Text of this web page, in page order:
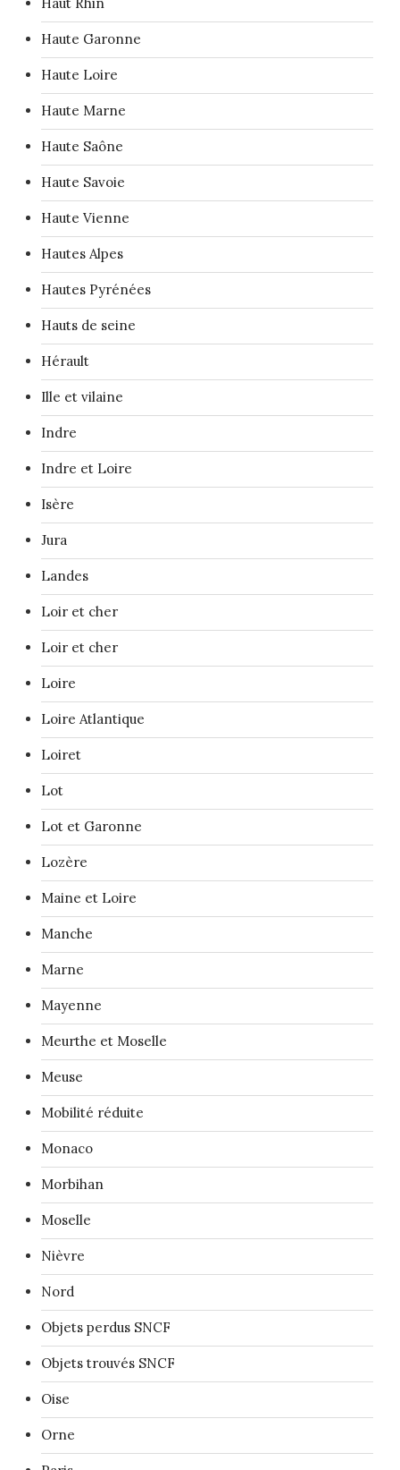
Haut Rhin
Haute Garonne
Haute Loire
Haute Marne
Haute Saône
Haute Savoie
Haute Vienne
Hautes Alpes
Hautes Pyrénées
Hauts de seine
Hérault
Ille et vilaine
Indre
Indre et Loire
Isère
Jura
Landes
Loir et cher
Loir et cher
Loire
Loire Atlantique
Loiret
Lot
Lot et Garonne
Lozère
Maine et Loire
Manche
Marne
Mayenne
Meurthe et Moselle
Meuse
Mobilité réduite
Monaco
Morbihan
Moselle
Nièvre
Nord
Objets perdus SNCF
Objets trouvés SNCF
Oise
Orne